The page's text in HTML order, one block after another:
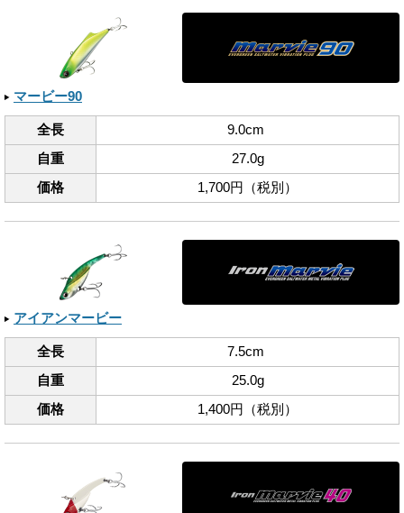
マービー90
全長
9.0cm
自重
27.0g
価格
1,700円（税別）
アイアンマービー
全長
7.5cm
自重
25.0g
価格
1,400円（税別）